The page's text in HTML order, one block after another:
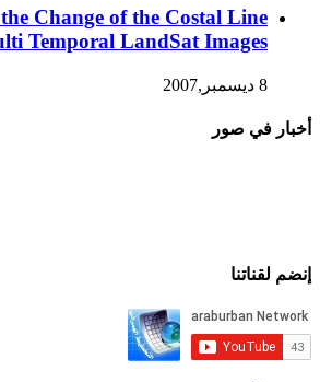
Change of the Costal Line
Temporal LandSat Images
8 ديسمبر,2007
أخبار في صور
إنضم لقناتنا